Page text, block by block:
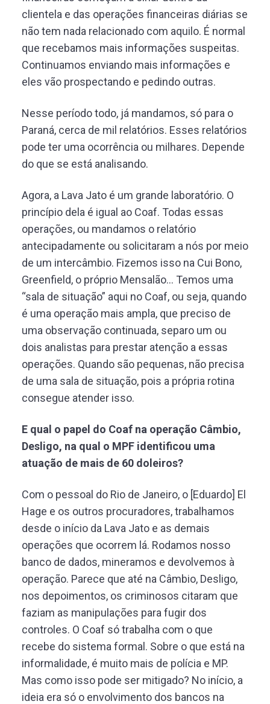
clientela e das operações financeiras diárias se
não tem nada relacionado com aquilo. É normal
que recebamos mais informações suspeitas.
Continuamos enviando mais informações e
eles vão prospectando e pedindo outras.
Nesse período todo, já mandamos, só para o
Paraná, cerca de mil relatórios. Esses relatórios
pode ter uma ocorrência ou milhares. Depende
do que se está analisando.
Agora, a Lava Jato é um grande laboratório. O
princípio dela é igual ao Coaf. Todas essas
operações, ou mandamos o relatório
antecipadamente ou solicitaram a nós por meio
de um intercâmbio. Fizemos isso na Cui Bono,
Greenfield, o próprio Mensalão… Temos uma
“sala de situação” aqui no Coaf, ou seja, quando
é uma operação mais ampla, que preciso de
uma observação continuada, separo um ou
dois analistas para prestar atenção a essas
operações. Quando são pequenas, não precisa
de uma sala de situação, pois a própria rotina
consegue atender isso.
E qual o papel do Coaf na operação Câmbio,
Desligo, na qual o MPF identificou uma
atuação de mais de 60 doleiros?
Com o pessoal do Rio de Janeiro, o [Eduardo] El
Hage e os outros procuradores, trabalhamos
desde o início da Lava Jato e as demais
operações que ocorrem lá. Rodamos nosso
banco de dados, mineramos e devolvemos à
operação. Parece que até na Câmbio, Desligo,
nos depoimentos, os criminosos citaram que
faziam as manipulações para fugir dos
controles. O Coaf só trabalha com o que
recebe do sistema formal. Sobre o que está na
informalidade, é muito mais de polícia e MP.
Mas como isso pode ser mitigado? No início, a
ideia era só o envolvimento dos bancos na